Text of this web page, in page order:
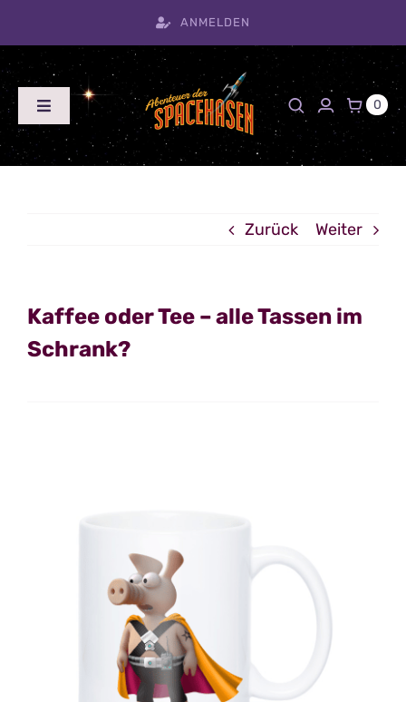
springen
ANMELDEN
Toggle
Navigation
Home
Team
Kontakt
0
Zurück Weiter
Kaffee oder Tee – alle Tassen im
Schrank?